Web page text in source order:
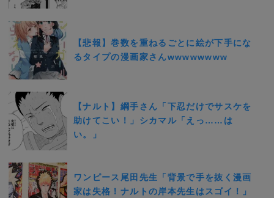
【悲報】巻数を重ねるごとに絵が下手にな
るタイプの漫画家さんwwwwwwww
【ナルト】綱手さん「下忍だけでサスケを
助けてこい！」シカマル「えっ……は
い。」
ワンピース尾田先生「背景で手を抜く漫画
家は失格！ナルトの岸本先生はスゴイ！」